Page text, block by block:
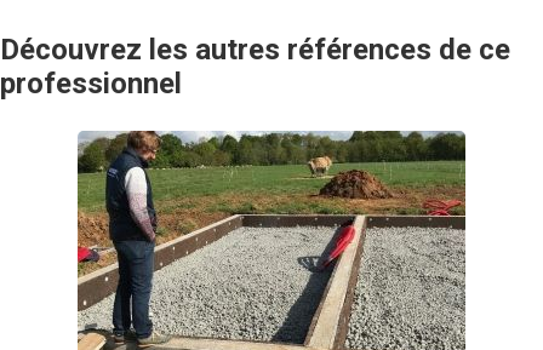
Découvrez les autres références de ce
professionnel